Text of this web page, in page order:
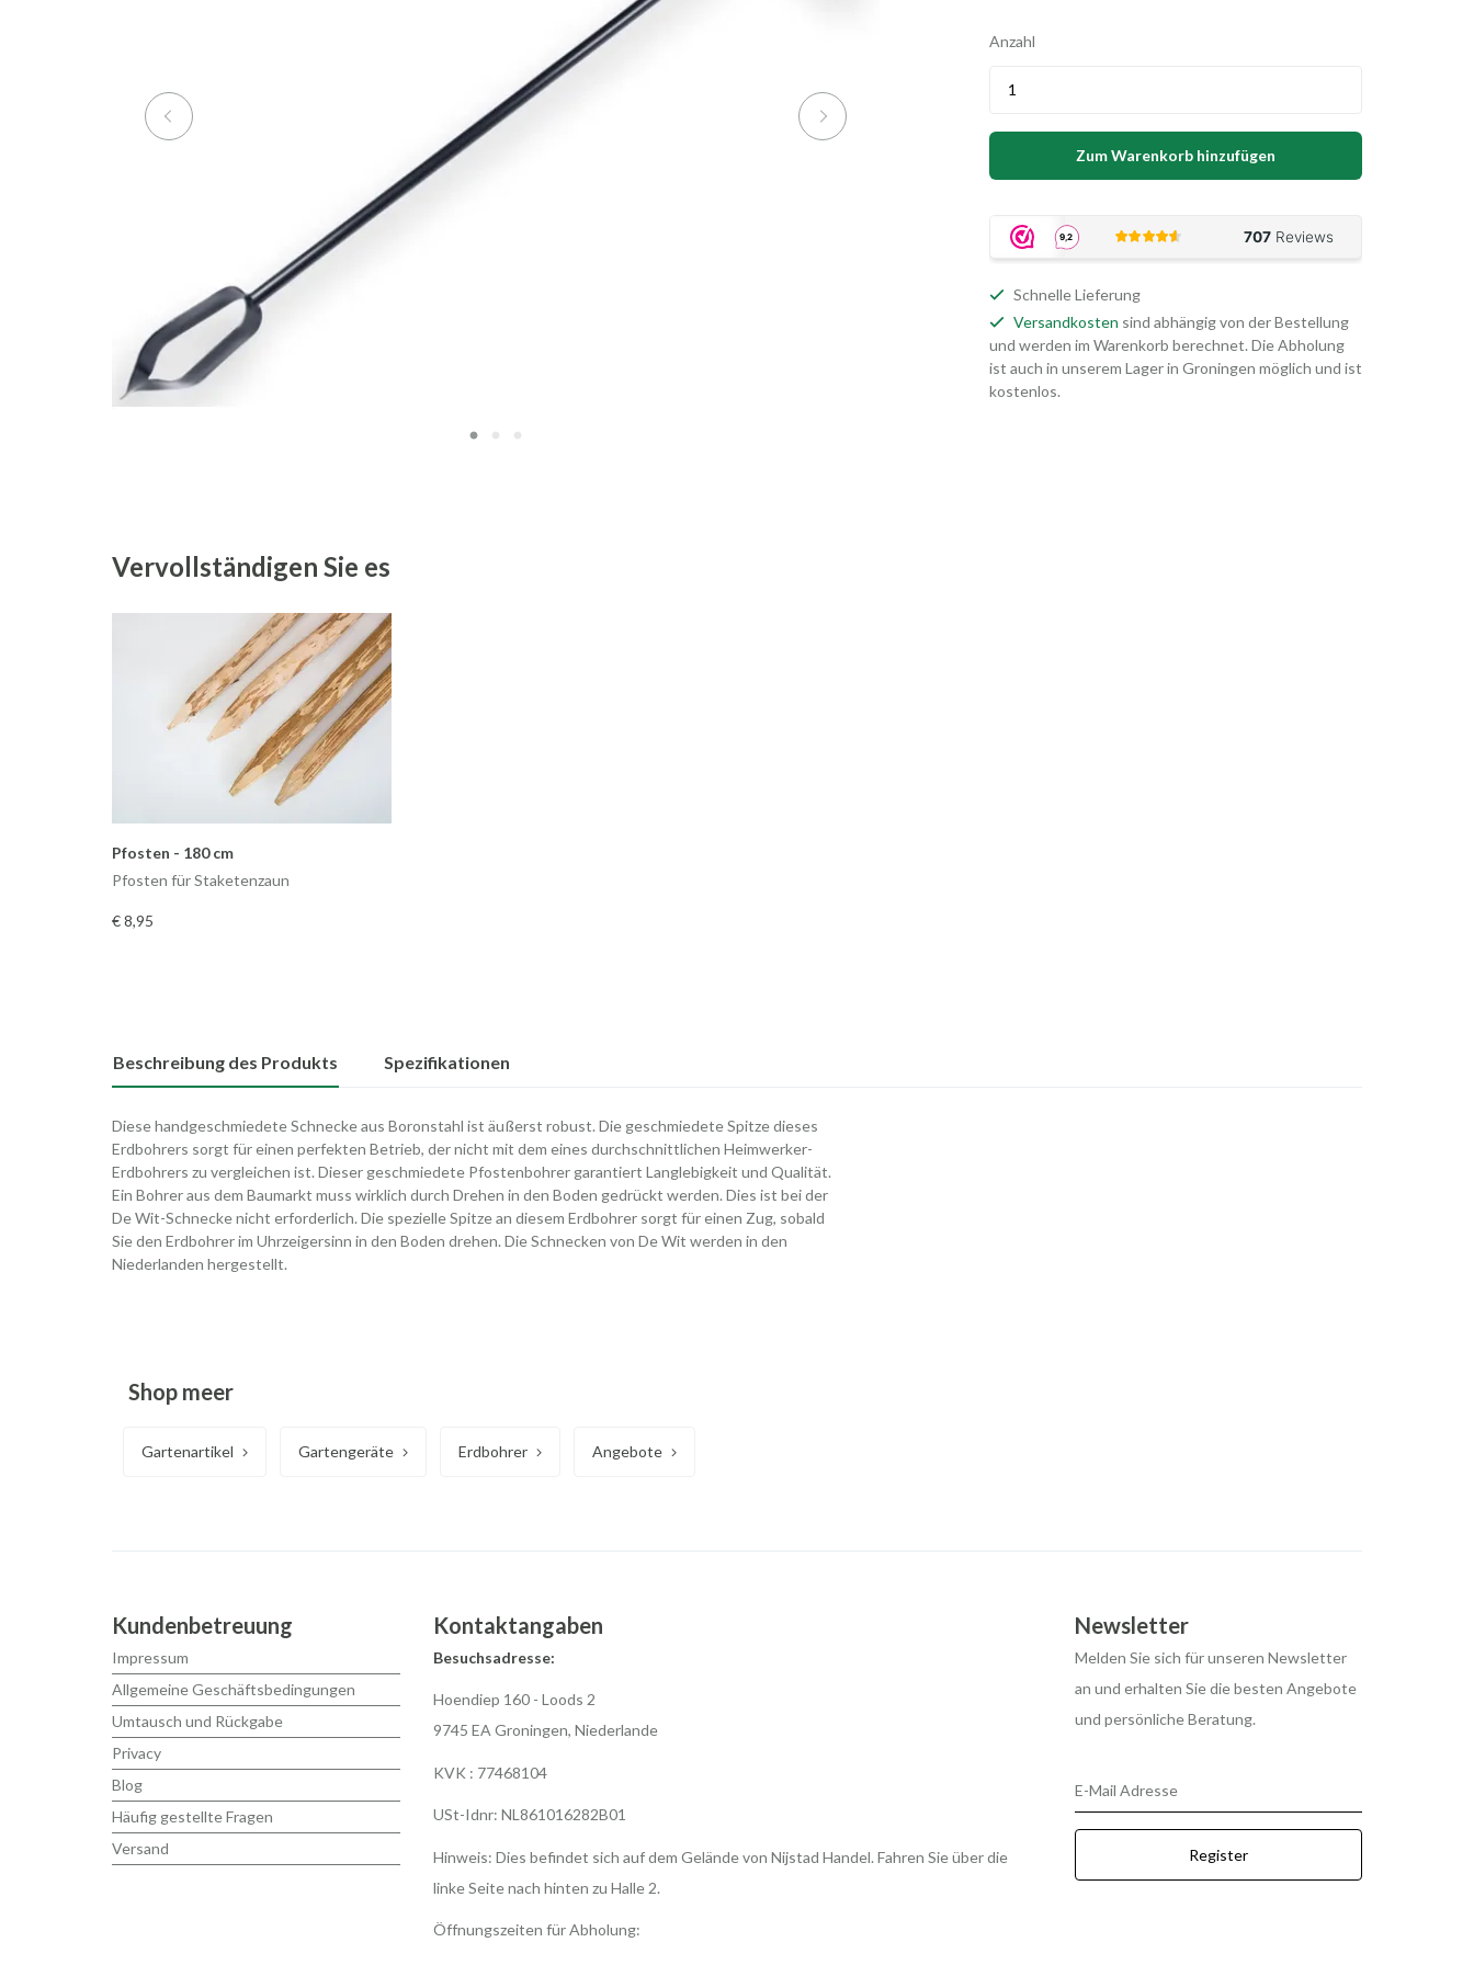
Anzahl
Zum Warenkorb hinzufügen
Schnelle Lieferung
Versandkosten sind abhängig von der Bestellung
und werden im Warenkorb berechnet. Die Abholung
ist auch in unserem Lager in Groningen möglich und ist
kostenlos.
Vervollständigen Sie es
Pfosten - 180 cm
Pfosten für Staketenzaun
€ 8,95
Beschreibung des Produkts Spezifikationen
Diese handgeschmiedete Schnecke aus Boronstahl ist äußerst robust. Die geschmiedete Spitze dieses
Erdbohrers sorgt für einen perfekten Betrieb, der nicht mit dem eines durchschnittlichen Heimwerker-
Erdbohrers zu vergleichen ist. Dieser geschmiedete Pfostenbohrer garantiert Langlebigkeit und Qualität.
Ein Bohrer aus dem Baumarkt muss wirklich durch Drehen in den Boden gedrückt werden. Dies ist bei der
De Wit-Schnecke nicht erforderlich. Die spezielle Spitze an diesem Erdbohrer sorgt für einen Zug, sobald
Sie den Erdbohrer im Uhrzeigersinn in den Boden drehen. Die Schnecken von De Wit werden in den
Niederlanden hergestellt.
Shop meer
Gartenartikel Gartengeräte Erdbohrer Angebote
Kundenbetreuung
Impressum
Allgemeine Geschäftsbedingungen
Umtausch und Rückgabe
Privacy
Blog
Häufig gestellte Fragen
Versand
Kontaktangaben
Besuchsadresse:
Hoendiep 160 - Loods 2
9745 EA Groningen, Niederlande
KVK : 77468104
USt-Idnr: NL861016282B01
Hinweis: Dies befindet sich auf dem Gelände von Nijstad Handel. Fahren Sie über die
linke Seite nach hinten zu Halle 2.
Öffnungszeiten für Abholung:
Newsletter
Melden Sie sich für unseren Newsletter
an und erhalten Sie die besten Angebote
und persönliche Beratung.
E-Mail Adresse
Register